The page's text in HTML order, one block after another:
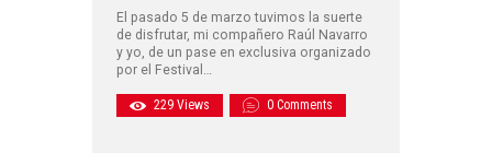
El pasado 5 de marzo tuvimos la suerte
de disfrutar, mi compañero Raúl Navarro
y yo, de un pase en exclusiva organizado
por el Festival…
229 Views 0 Comments